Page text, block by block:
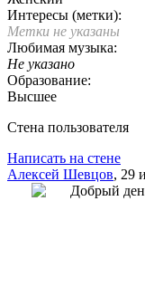
Интересы (метки):
Метки не указаны
Любимая музыка:
Не указано
Образование:
Высшее
Стена пользователя
Написать на стене
Алексей Шевцов, 29
Добрый